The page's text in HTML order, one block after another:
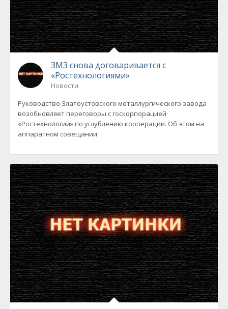
ЗМЗ снова договаривается с
«Ростехнологиями»
Новости
Руководство Златоустовского металлургического завода
возобновляет переговоры с госкорпорацией
«Ростехнологии» по углублению кооперации. Об этом на
аппаратном совещании